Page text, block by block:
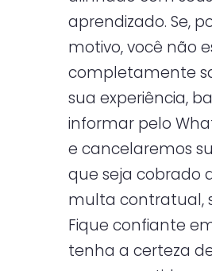
aprendizado. Se,
motivo, você não
completamente
sua experiência,
informar pelo
e cancelaremos
que seja cobrado
multa contratual,
Fique confiante
tenha a certeza